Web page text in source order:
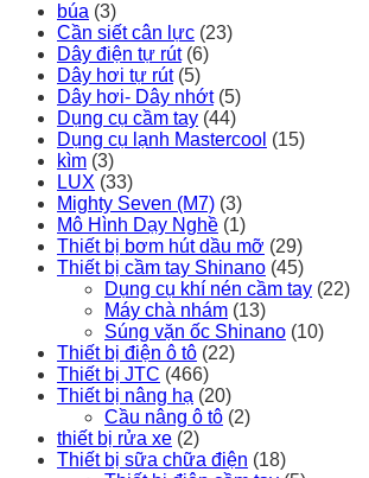
búa (3)
Cần siết cân lực (23)
Dây điện tự rút (6)
Dây hơi tự rút (5)
Dây hơi- Dây nhớt (5)
Dụng cụ cầm tay (44)
Dụng cụ lạnh Mastercool (15)
kìm (3)
LUX (33)
Mighty Seven (M7) (3)
Mô Hình Dạy Nghề (1)
Thiết bị bơm hút dầu mỡ (29)
Thiết bị cầm tay Shinano (45)
Dụng cụ khí nén cầm tay (22)
Máy chà nhám (13)
Súng vặn ốc Shinano (10)
Thiết bị điện ô tô (22)
Thiết bị JTC (466)
Thiết bị nâng hạ (20)
Cầu nâng ô tô (2)
thiết bị rửa xe (2)
Thiết bị sữa chữa điện (18)